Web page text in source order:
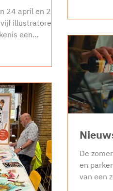
24 april en 29
illustratoren
een
Isaac Israels
lang een
hij ook komt,
In snelle
legt hij het
wij
Imke, Cliff,
je op weg.
Terwijl
alleen
De
en
van een